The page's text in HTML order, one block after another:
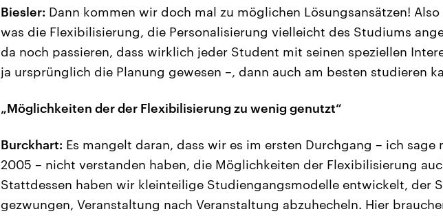
Biesler: Dann kommen wir doch mal zu möglichen Lösungsansätzen! Also
was die Flexibilisierung, die Personalisierung vielleicht des Studiums
da noch passieren, dass wirklich jeder Student mit seinen speziellen
ja ursprünglich die Planung gewesen –, dann auch am besten studieren
„Möglichkeiten derder Flexibilisierung zu wenig genutzt“
Burckhart: Es mangelt daran, dass wir es im ersten Durchgang – ich sage
2005 – nicht verstanden haben, die Möglichkeiten der Flexibilisierung
Stattdessen haben wir kleinteilige Studiengangsmodelle entwickelt, der
gezwungen, Veranstaltung nach Veranstaltung abzuhecheln. Hier